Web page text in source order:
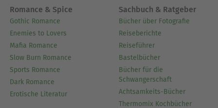
Romance & Spice
Gothic Romance
Enemies to Lovers
Mafia Romance
Slow Burn Romance
Sports Romance
Dark Romance
Erotische Literatur
Sachbuch & Ratgeber
Bücher über Fotografie
Reiseberichte
Reiseführer
Bastelbücher
Bücher für die
Schwangerschaft
Achtsamkeits-Bücher
Thermomix Kochbücher